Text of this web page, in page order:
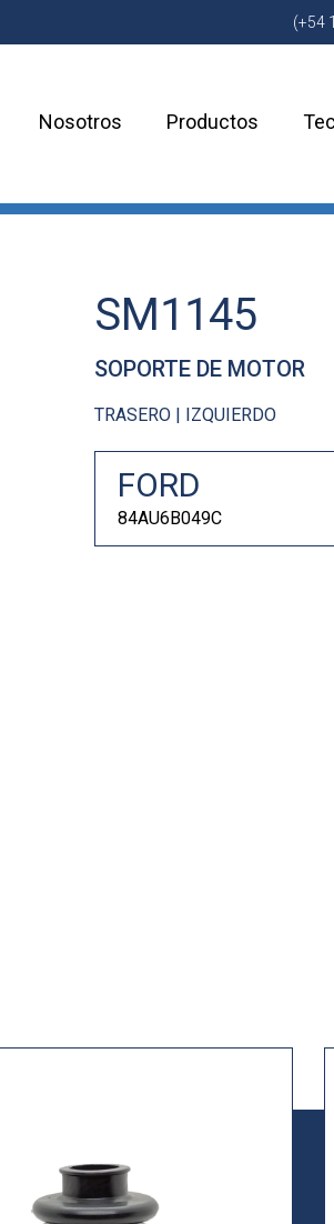
(+54
Nosotros Productos
SM1145
SOPORTE DE MOTOR
TRASERO | IZQUIERDO
FORD
84AU6B049C